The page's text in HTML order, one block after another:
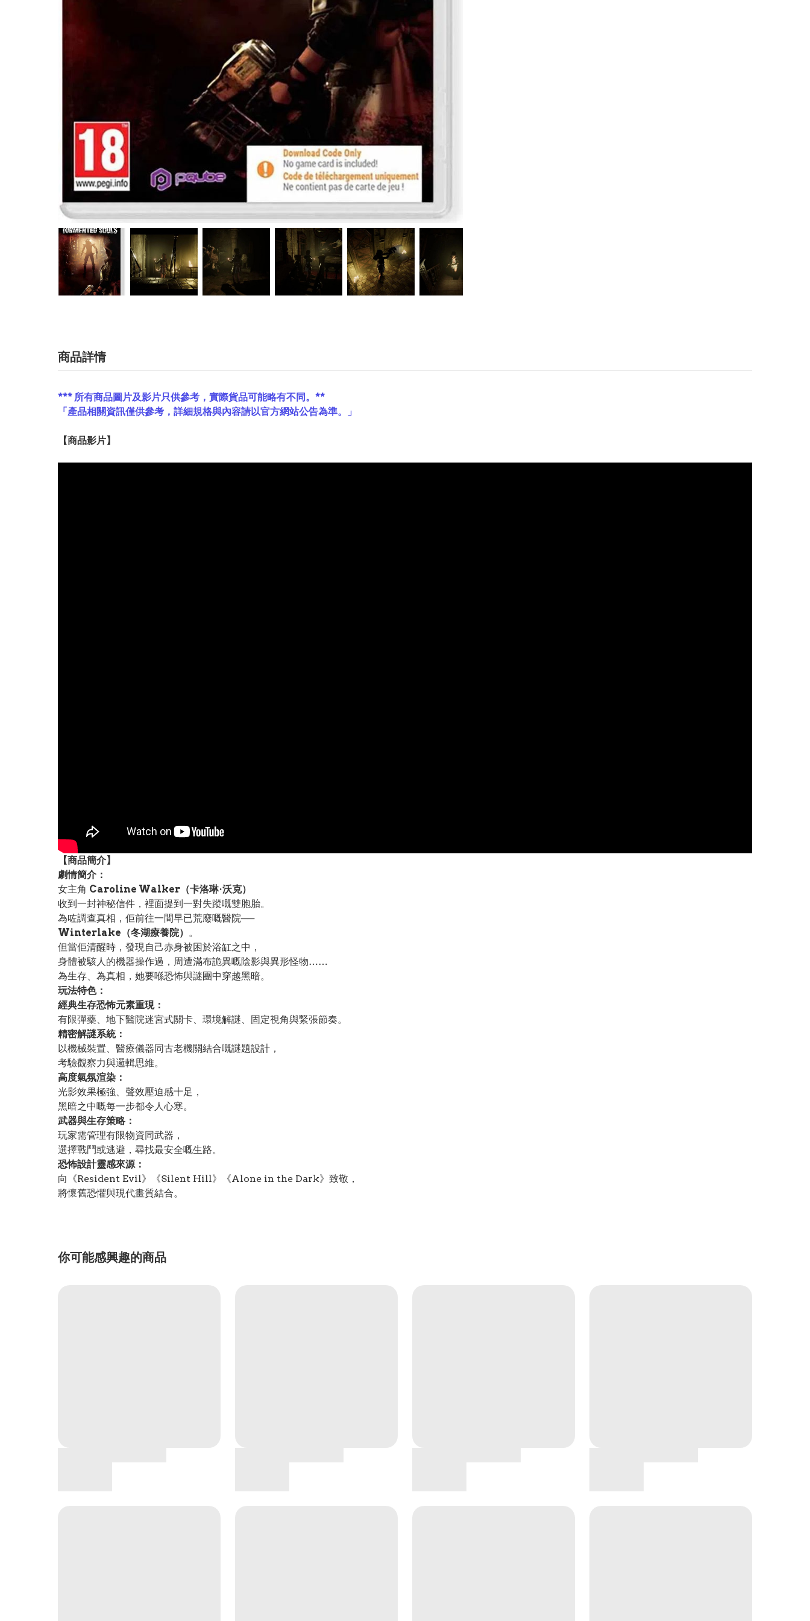
商品詳情
*** 所有商品圖片及影片只供參考，實際貨品可能略有不同。**
「產品相關資訊僅供參考，詳細規格與內容請以官方網站公告為準。」
【商品影片】
【商品簡介】
劇情簡介：
女主角 Caroline Walker（卡洛琳·沃克）
收到一封神秘信件，裡面提到一對失蹤嘅雙胞胎。
為咗調查真相，佢前往一間早已荒廢嘅醫院──
Winterlake（冬湖療養院） 。
但當佢清醒時，發現自己赤身被困於浴缸之中，
身體被駭人的機器操作過，周遭滿布詭異嘅陰影與異形怪物……
為生存、為真相，她要喺恐怖與謎團中穿越黑暗。
玩法特色：
經典生存恐怖元素重現：
有限彈藥、地下醫院迷宮式關卡、環境解謎、固定視角與緊張節奏。
精密解謎系統：
以機械裝置、醫療儀器同古老機關結合嘅謎題設計，
考驗觀察力與邏輯思維。
高度氣氛渲染：
光影效果極強、聲效壓迫感十足，
黑暗之中嘅每一步都令人心寒。
武器與生存策略：
玩家需管理有限物資同武器，
選擇戰鬥或逃避，尋找最安全嘅生路。
恐怖設計靈感來源：
向《Resident Evil》《Silent Hill》《Alone in the Dark》致敬，
將懷舊恐懼與現代畫質結合。
你可能感興趣的商品